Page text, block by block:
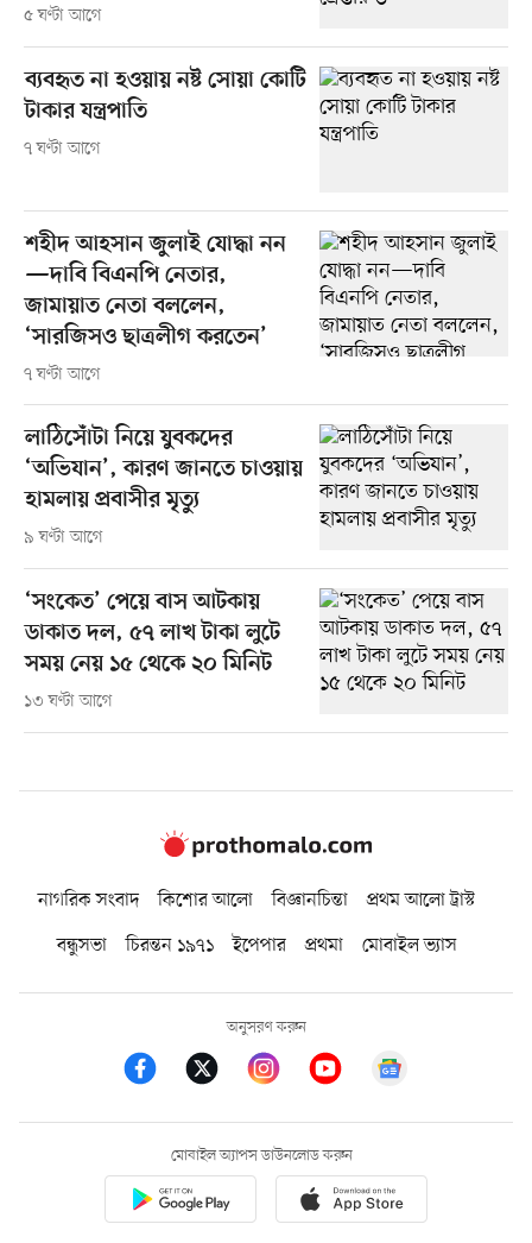
৫ ঘণ্টা আগে
ব্যবহৃত না হওয়ায় নষ্ট সোয়া কোটি
টাকার যন্ত্রপাতি
৭ ঘণ্টা আগে
শহীদ আহসান জুলাই যোদ্ধা নন
—দাবি বিএনপি নেতার,
জামায়াত নেতা বললেন,
‘সারজিসও ছাত্রলীগ করতেন’
৭ ঘণ্টা আগে
লাঠিসোঁটা নিয়ে যুবকদের
‘অভিযান’, কারণ জানতে চাওয়ায়
হামলায় প্রবাসীর মৃত্যু
৯ ঘণ্টা আগে
‘সংকেত’ পেয়ে বাস আটকায়
ডাকাত দল, ৫৭ লাখ টাকা লুটে
সময় নেয় ১৫ থেকে ২০ মিনিট
১৩ ঘণ্টা আগে
নাগরিক সংবাদ কিশোর আলো বিজ্ঞানচিন্তা
প্রথম আলো ট্রাস্ট
বন্ধুসভা
চিরন্তন ১৯৭১ ইপেপার প্রথমা মোবাইল ভ্যাস
অনুসরণ করুন
মোবাইল অ্যাপস ডাউনলোড করুন